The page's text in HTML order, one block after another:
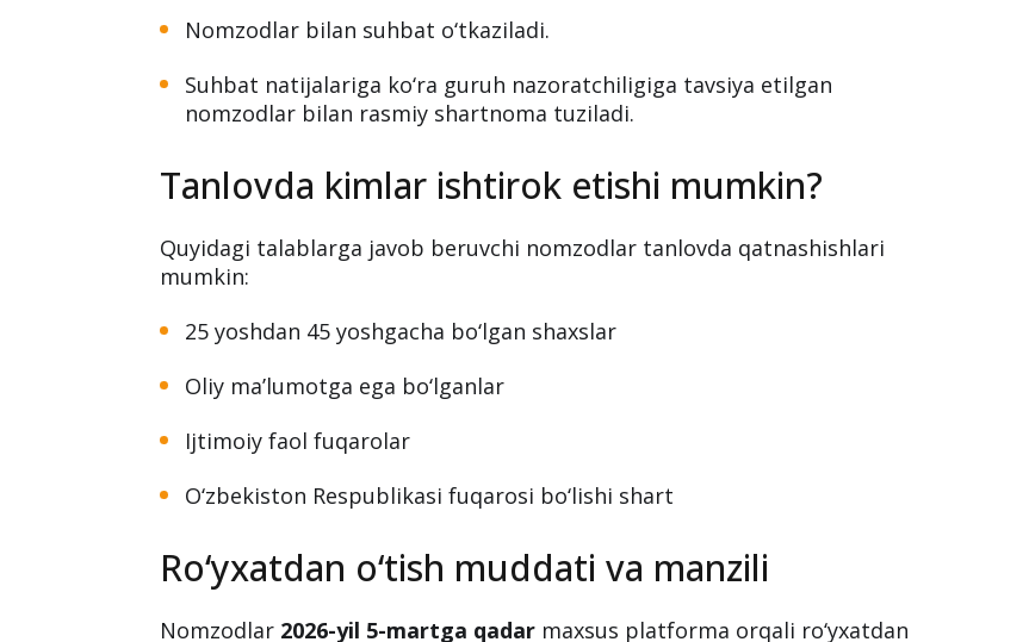
Yakuniy nazorat sinovida
eng yuqori natija
ikki marta amaliyotda ishtirok etgan
mavjud ehtiyojdan kelib chiqib keyingi bosqichga tavsiya etiladi.
Nomzodlar bilan suhbat o‘tkaziladi.
Suhbat natijalariga ko‘ra guruh nazoratchiligiga tavsiya etilgan
nomzodlar bilan rasmiy shartnoma tuziladi.
Tanlovda kimlar ishtirok etishi mumkin?
mumkin:
25 yoshdan 45 yoshgacha bo‘lgan shaxslar
Oliy ma’lumotga ega bo‘lganlar